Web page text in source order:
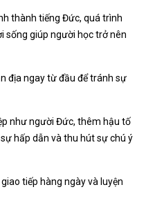
thành tiếng Đức, quá trình
sống giúp người học trở nên
địa ngay từ đầu để tránh sự
như người Đức, thêm hậu tố
hấp dẫn và thu hút sự chú ý
tiếp hàng ngày và luyện